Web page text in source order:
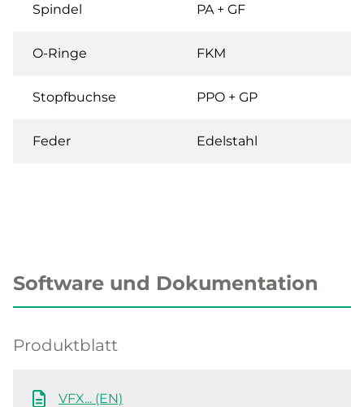
Spindel PA + GF
O-Ringe FKM
Stopfbuchse PPO + GP
Feder Edelstahl
Software und Dokumentation
Produktblatt
VFX... (EN)